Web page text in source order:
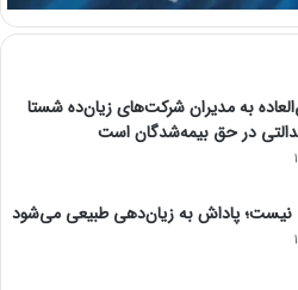
به مدیران شرکت‌های زیان‌ده شستا
در حق بیمه‌شدگان است
نیست؛ پاداش به زیان‌دهی طبیعی می‌شود